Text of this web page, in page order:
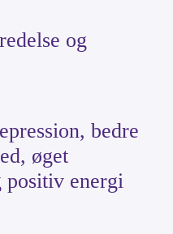
og
bedre
øget
positiv energi